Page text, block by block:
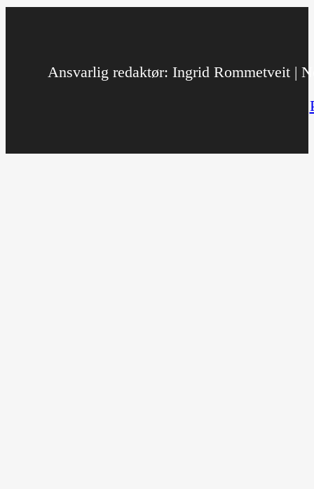
Ansvarlig redaktør: Ingrid Rommetveit |